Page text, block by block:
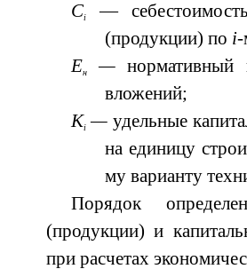
Ci— себестоимость
(продукции) по i-
Eн —нормативный
вложений;
Ki— удельные
на единицу
му варианту
Порядок
(продукции) и
при расчетах